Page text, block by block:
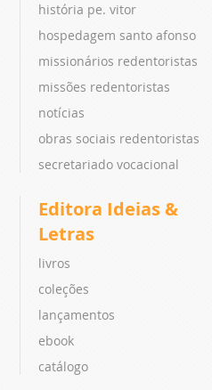
história pe. vitor
hospedagem santo afonso
missionários redentoristas
missões redentoristas
notícias
obras sociais redentoristas
secretariado vocacional
Editora Ideias &
Letras
livros
coleções
lançamentos
ebook
catálogo